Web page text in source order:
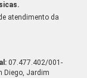
atendimento da
07.477.402/001-
Diego, Jardim